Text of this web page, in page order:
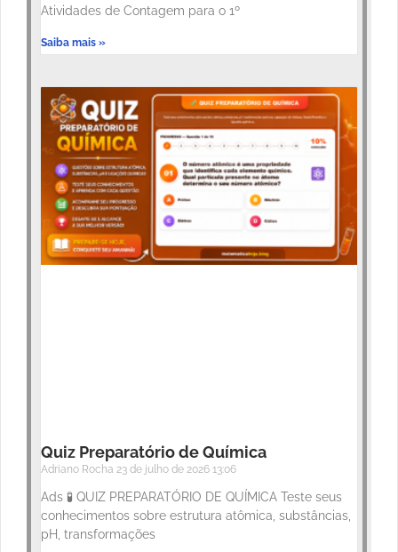
Atividades de Contagem para o 1º
Saiba mais »
Quiz Preparatório de Química
Adriano Rocha 23 de julho de 2026 13:06
Ads 🧪 QUIZ PREPARATÓRIO DE QUÍMICA Teste seus
conhecimentos sobre estrutura atômica, substâncias,
pH, transformações